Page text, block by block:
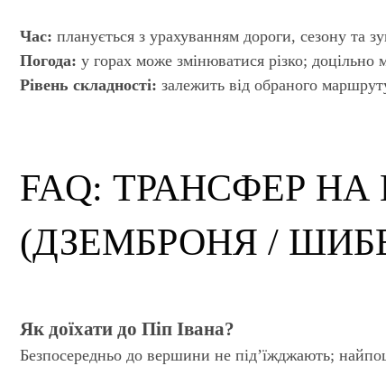
Час: планується з урахуванням дороги, сезону та
Погода: у горах може змінюватися різко; доцільно
Рівень складності: залежить від обраного
FAQ: ТРАНСФЕР НА
(ДЗЕМБРОНЯ /
Як доїхати до Піп Івана?
Безпосередньо до вершини не під’їжджають;